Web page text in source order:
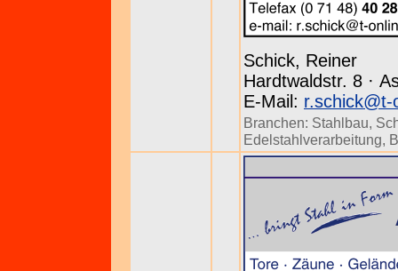
Schick, Reiner
Hardtwaldstr. 8 ·
E-Mail: r.schick@t-
Branchen: Stahlbau,
Edelstahlverarbeitung,